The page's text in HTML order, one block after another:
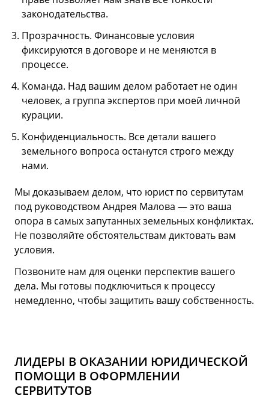
законодательства.
Прозрачность. Финансовые условия
фиксируются в договоре и не меняются в
процессе.
Команда. Над вашим делом работает не один
человек, а группа экспертов при моей личной
курации.
Конфиденциальность. Все детали вашего
земельного вопроса останутся строго между
нами.
Мы доказываем делом, что юрист по сервитутам
под руководством Андрея Малова — это ваша
опора в самых запутанных земельных конфликтах.
Не позволяйте обстоятельствам диктовать вам
условия.
Позвоните нам для оценки перспектив вашего
дела. Мы готовы подключиться к процессу
немедленно, чтобы защитить вашу собственность.
ЛИДЕРЫ В ОКАЗАНИИ ЮРИДИЧЕСКОЙ
ПОМОЩИ В ОФОРМЛЕНИИ
СЕРВИТУТОВ